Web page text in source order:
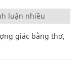
luận nhiều
giác bằng thơ,